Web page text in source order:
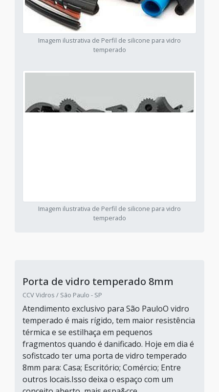
Imagem ilustrativa de Perfil de silicone para vidro
temperado
Imagem ilustrativa de Perfil de silicone para vidro
temperado